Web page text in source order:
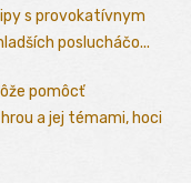
s provokatívnym
poslucháčo...
pomôcť
a jej témami, hoci